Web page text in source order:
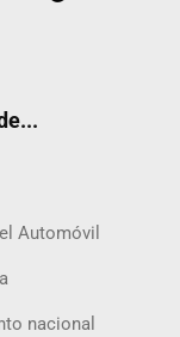
Automóvil
nacional